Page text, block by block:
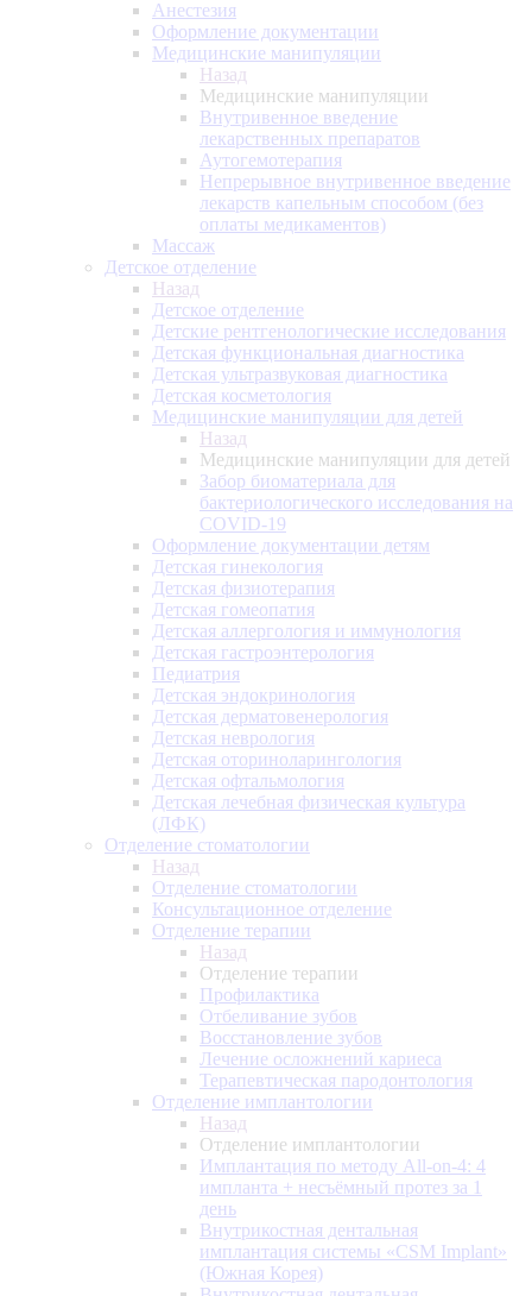
Анестезия
Оформление документации
Медицинские манипуляции
Назад
Медицинские манипуляции
Внутривенное введение
лекарственных препаратов
Аутогемотерапия
Непрерывное внутривенное введение
лекарств капельным способом (без
оплаты медикаментов)
Массаж
Детское отделение
Назад
Детское отделение
Детские рентгенологические исследования
Детская функциональная диагностика
Детская ультразвуковая диагностика
Детская косметология
Медицинские манипуляции для детей
Назад
Медицинские манипуляции для детей
Забор биоматериала для
бактериологического исследования на
COVID-19
Оформление документации детям
Детская гинекология
Детская физиотерапия
Детская гомеопатия
Детская аллергология и иммунология
Детская гастроэнтерология
Педиатрия
Детская эндокринология
Детская дерматовенерология
Детская неврология
Детская оториноларингология
Детская офтальмология
Детская лечебная физическая культура
(ЛФК)
Отделение стоматологии
Назад
Отделение стоматологии
Консультационное отделение
Отделение терапии
Назад
Отделение терапии
Профилактика
Отбеливание зубов
Восстановление зубов
Лечение осложнений кариеса
Терапевтическая пародонтология
Отделение имплантологии
Назад
Отделение имплантологии
Имплантация по методу All-on-4: 4
импланта + несъёмный протез за 1
день
Внутрикостная дентальная
имплантация системы «CSM Implant»
(Южная Корея)